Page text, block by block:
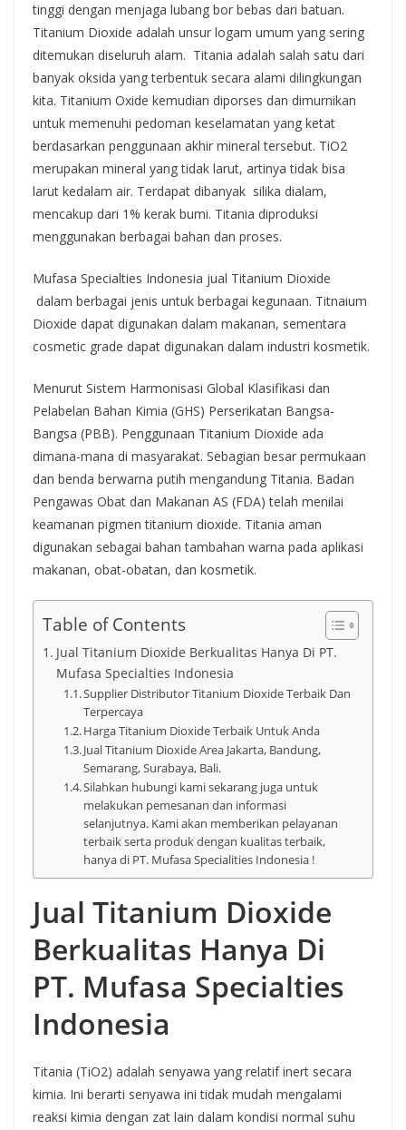
tinggi dengan menjaga lubang bor bebas dari batuan.
Titanium Dioxide adalah unsur logam umum yang sering
ditemukan diseluruh alam. Titania adalah salah satu dari
banyak oksida yang terbentuk secara alami dilingkungan
kita. Titanium Oxide kemudian diporses dan dimurnikan
untuk memenuhi pedoman keselamatan yang ketat
berdasarkan penggunaan akhir mineral tersebut. TiO2
merupakan mineral yang tidak larut, artinya tidak bisa
larut kedalam air. Terdapat dibanyak silika dialam,
mencakup dari 1% kerak bumi. Titania diproduksi
menggunakan berbagai bahan dan proses.
Mufasa Specialties Indonesia jual Titanium Dioxide
dalam berbagai jenis untuk berbagai kegunaan. Titnaium
Dioxide dapat digunakan dalam makanan, sementara
cosmetic grade dapat digunakan dalam industri kosmetik.
Menurut Sistem Harmonisasi Global Klasifikasi dan
Pelabelan Bahan Kimia (GHS) Perserikatan Bangsa-
Bangsa (PBB). Penggunaan Titanium Dioxide ada
dimana-mana di masyarakat. Sebagian besar permukaan
dan benda berwarna putih mengandung Titania. Badan
Pengawas Obat dan Makanan AS (FDA) telah menilai
keamanan pigmen titanium dioxide. Titania aman
digunakan sebagai bahan tambahan warna pada aplikasi
makanan, obat-obatan, dan kosmetik.
Table of Contents
Jual Titanium Dioxide Berkualitas Hanya Di PT.
Mufasa Specialties Indonesia
Supplier Distributor Titanium Dioxide Terbaik Dan
Terpercaya
Harga Titanium Dioxide Terbaik Untuk Anda
Jual Titanium Dioxide Area Jakarta, Bandung,
Semarang, Surabaya, Bali.
Silahkan hubungi kami sekarang juga untuk
melakukan pemesanan dan informasi
selanjutnya. Kami akan memberikan pelayanan
terbaik serta produk dengan kualitas terbaik,
hanya di PT. Mufasa Specialities Indonesia !
Jual Titanium Dioxide
Berkualitas Hanya Di
PT. Mufasa Specialties
Indonesia
Titania (TiO2) adalah senyawa yang relatif inert secara
kimia. Ini berarti senyawa ini tidak mudah mengalami
reaksi kimia dengan zat lain dalam kondisi normal suhu